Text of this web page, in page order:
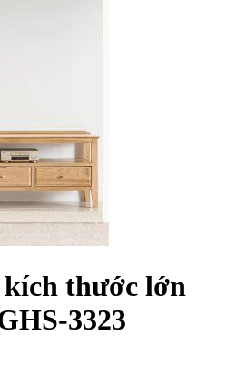
thước lớn
3323